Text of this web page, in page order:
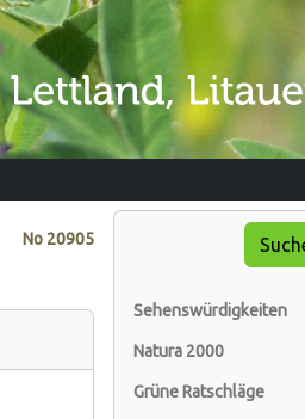
No 20905
Sehenswürdigkeiten
Natura 2000
Grüne Ratschläge